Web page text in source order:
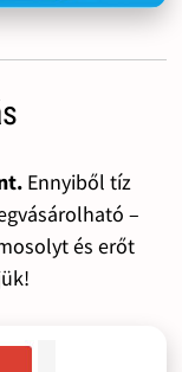
Ennyiből tíz
–
és erőt